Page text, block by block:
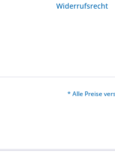
Widerrufsrecht
* Alle Preise